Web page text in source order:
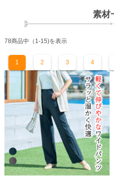
素材
78商品中（1-15)を表示
1 2 3 4